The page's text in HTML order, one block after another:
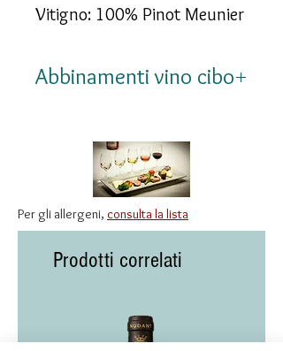
Vitigno: 100% Pinot Meunier
Abbinamenti vino cibo
marinato agli agrumi, filetto
di maiale con spezie dolci,
anatra arrosto e carni
bianche saporite.
Per gli allergeni, consulta la lista
Prodotti correlati